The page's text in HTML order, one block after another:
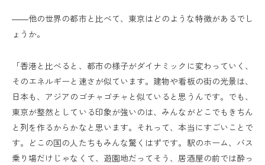
――他の世界の都市と比べて、東京はどのような特徴があるでし
ょうか。
「香港と比べると、都市の様子がダイナミックに変わっていく、
そのエネルギーと速さが似ています。建物や看板の街の光景は、
日本も、アジアのゴチャゴチャと似ていると思うんです。でも、
東京が整然としている印象が強いのは、みんながどこでもきちん
と列を作るからかなと思います。それって、本当にすごいことで
す。どこの国の人たちもみんな驚くはずです。駅のホーム、バス
乗り場だけじゃなくて、遊園地だってそう、居酒屋の前では酔っ